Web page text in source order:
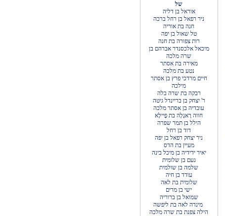
של
אוראל בן דליה
ניר רפאל בן רחל ברכה
חנה בת אוריה
טל שאול בן יפה
רות צפורה בת חנה
מיכאל אלכסנדר אברהם בן
שרה מלכה
מאירה בת אסתר
נטע בת מלכה
חיים מרדכי פרץ בן אסתר
מילכה
רבקה בת שרה בלה
ר' יצחק בן בריינדל גיטה
עובדיה בן אסתר מלכה
חווה רָאנְלָה בת פָיילָא
הילל בן תמר שפרה
דוד בן רחל
ניר יצחק רפאל בן יפה
מעיין בת הדס
יאיר ידידיה בן מיכל בינה
נעם בן שלומית
שלמה בן שולמית
עודד בן חיה
שלומית בת לאה
ישי בן מרים
שמואל בן ברוריה
מינדה לאה בת ליפשה
הילה צפנת בת שרה מלכה